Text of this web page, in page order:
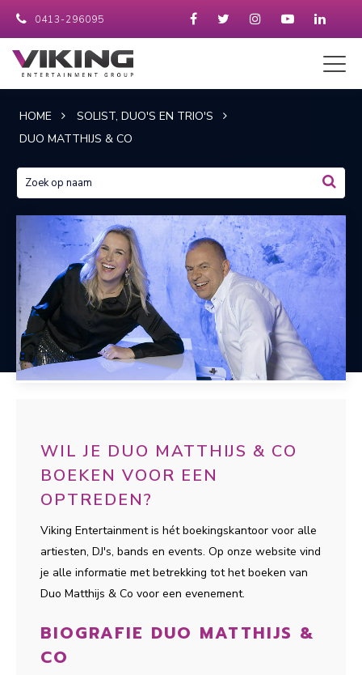
0413-296095
HOME
SOLIST, DUO'S EN TRIO'S
DUO MATTHIJS & CO
WIL JE DUO MATTHIJS & CO
BOEKEN VOOR EEN
OPTREDEN?
Viking Entertainment is hét boekingskantoor voor alle
artiesten, DJ's, bands en events. Op onze website vind
je alle informatie met betrekking tot het boeken van
Duo Matthijs & Co voor een evenement.
BIOGRAFIE DUO MATTHIJS &
CO